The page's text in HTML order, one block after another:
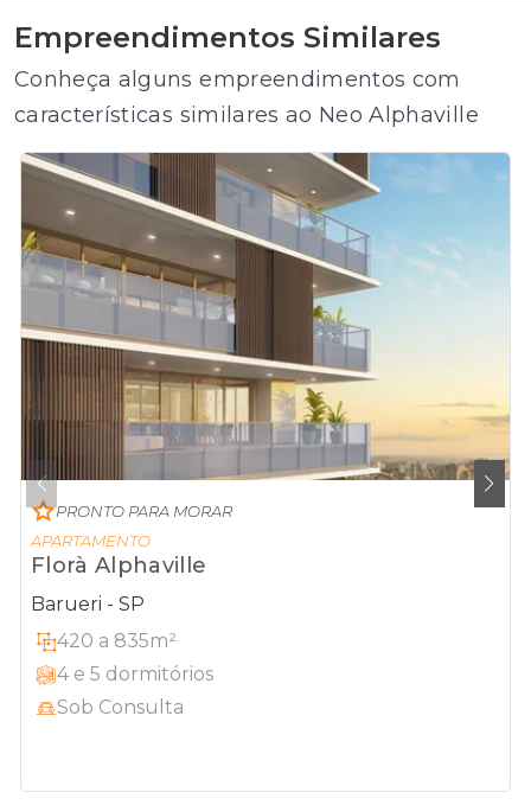
Empreendimentos Similares
Conheça alguns empreendimentos com
características similares ao Neo Alphaville
PRONTO PARA MORAR
APARTAMENTO
Florà Alphaville
Barueri - SP
420 a 835m²
4 e 5 dormitórios
Sob Consulta